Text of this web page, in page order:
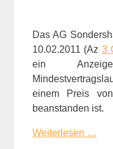
Das AG
10.02.2011 (Az 3
ein
einem Preis
beanstanden ist.
Weiterlesen …